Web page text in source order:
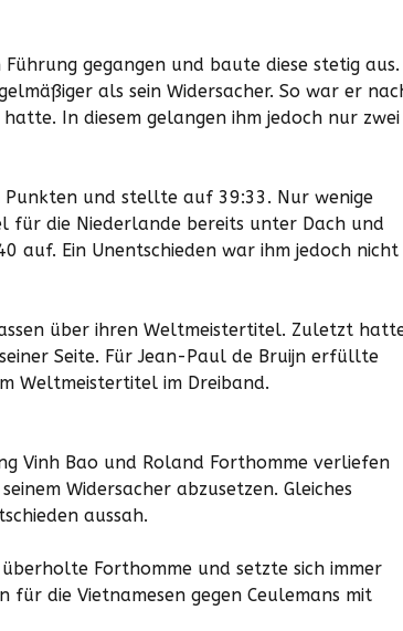
gegangen und baute diese stetig aus.
als sein Widersacher. So war er
In diesem gelangen ihm jedoch nur zwei
Punkten und stellte auf 39:33. Nur wenige
für die Niederlande bereits unter Dach und
auf. Ein Unentschieden war ihm jedoch nicht
über ihren Weltmeistertitel. Zuletzt
Seite. Für Jean-Paul de Bruijn erfüllte
Weltmeistertitel im Dreiband.
Vinh Bao und Roland Forthomme verliefen
Widersacher abzusetzen. Gleiches
aussah.
Forthomme und setzte sich immer
die Vietnamesen gegen Ceulemans mit